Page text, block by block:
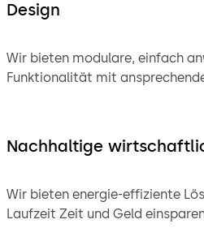
Design
Wir bieten modulare, einfach
Funktionalität mit
Nachhaltige
Wir bieten energie-effiziente
Laufzeit Zeit und Geld